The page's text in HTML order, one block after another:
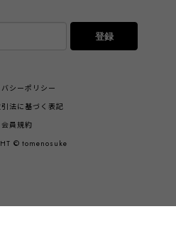
登録
シーポリシー
法に基づく表記
会員規約
© tomenosuke